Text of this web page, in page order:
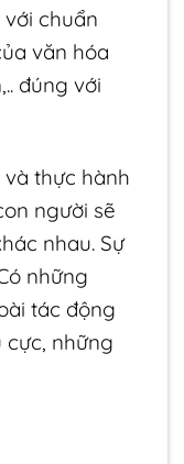
với chuẩn
văn hóa
đúng với
thực hành
người sẽ
nhau. Sự
những
tác động
những